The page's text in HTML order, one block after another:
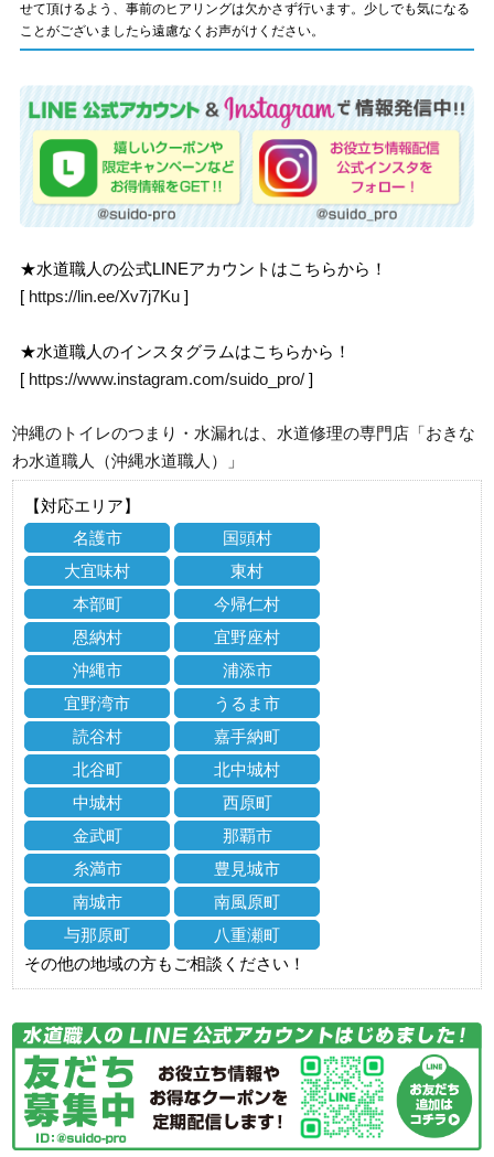
せて頂けるよう、事前のヒアリングは欠かさず行います。少しでも気になる
ことがございましたら遠慮なくお声がけください。
★水道職人の公式LINEアカウントはこちらから！
[ https://lin.ee/Xv7j7Ku ]
★水道職人のインスタグラムはこちらから！
[ https://www.instagram.com/suido_pro/ ]
沖縄のトイレのつまり・水漏れは、水道修理の専門店「おきな
わ水道職人（沖縄水道職人）」
【対応エリア】
名護市
国頭村
大宜味村
東村
本部町
今帰仁村
恩納村
宜野座村
沖縄市
浦添市
宜野湾市
うるま市
読谷村
嘉手納町
北谷町
北中城村
中城村
西原町
金武町
那覇市
糸満市
豊見城市
南城市
南風原町
与那原町
八重瀬町
その他の地域の方もご相談ください！